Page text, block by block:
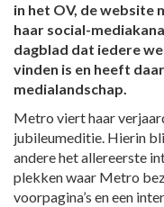
in het OV, de website
haar social-
dagblad dat iedere
vinden is en heeft
medialandschap.
Metro viert haar
jubileumeditie. Hierin
andere het allereerste
plekken waar Metro
voorpagina’s en een